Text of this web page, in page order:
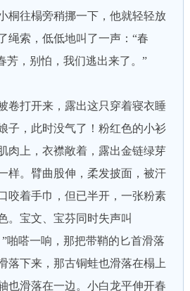
桐往榻旁稍挪一下，他就轻轻放
绳索，低低地叫了一声：“春
芳，别怕，我们逃出来了。”
打开来，露出这只穿着寝衣睡
子，此时没气了！粉红色的小衫
肉上，衣襟敞着，露出金链绿芽
样。臂曲股伸，柔发披面，被汗
咬着手巾，但已半开，一张粉素
。宝文、宝芬同时失声叫
啪嗒一响，那把带鞘的匕首滑落
落下来，那古铜蛙也滑落在榻上
也滑落在一边。小白龙平伸开春